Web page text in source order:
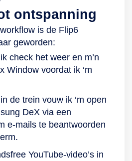
ontspanning
is de Flip6
geworden:
check het weer en m’n
Window voordat ik ‘m
de trein vouw ik ‘m open
DeX via een
e‑mails te beantwoorden
YouTube‑video’s in